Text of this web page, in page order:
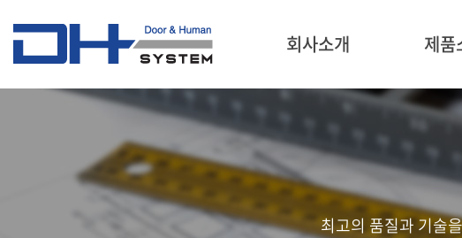
회사소개 제품
최고의 품질과 기술